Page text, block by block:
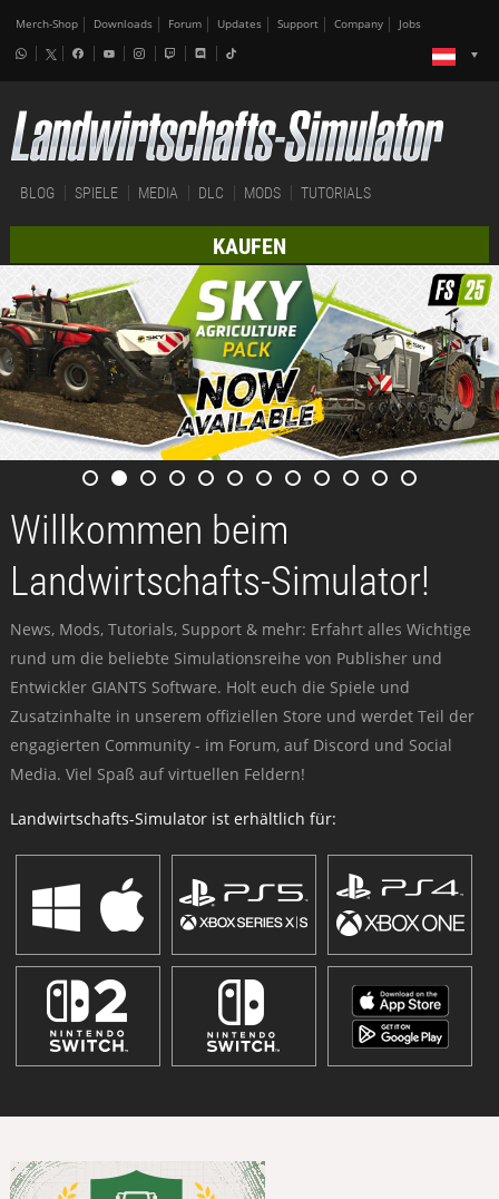
Merch-Shop Downloads Forum Updates Support Company Jobs
BLOG SPIELE MEDIA DLC MODS TUTORIALS
KAUFEN
Willkommen beim
Landwirtschafts-Simulator!
News, Mods, Tutorials, Support & mehr: Erfahrt alles Wichtige
rund um die beliebte Simulationsreihe von Publisher und
Entwickler GIANTS Software. Holt euch die Spiele und
Zusatzinhalte in unserem offiziellen Store und werdet Teil der
engagierten Community - im Forum, auf Discord und Social
Media. Viel Spaß auf virtuellen Feldern!
Landwirtschafts-Simulator ist erhältlich für: